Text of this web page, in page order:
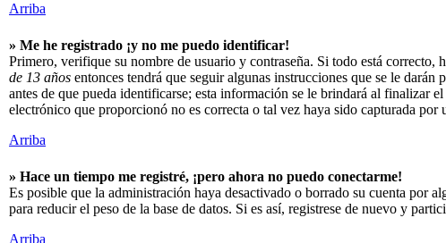
Arriba
» Me he registrado ¡y no me puedo identificar!
Primero, verifique su nombre de usuario y contraseña. Si todo está
de 13 años entonces tendrá que seguir algunas instrucciones que se le
antes de que pueda identificarse; esta información se le brindará al finalizar
electrónico que proporcionó no es correcta o tal vez haya sido capturada
Arriba
» Hace un tiempo me registré, ¡pero ahora no puedo conectarme!
Es posible que la administración haya desactivado o borrado su cuenta por
para reducir el peso de la base de datos. Si es así, registrese de nuevo y
Arriba